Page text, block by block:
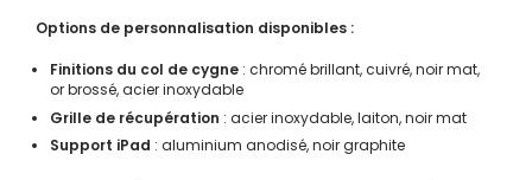
Options de personnalisation disponibles :
Finitions du col de cygne : chromé brillant, cuivré, noir mat,
or brossé, acier inoxydable
Grille de récupération : acier inoxydable, laiton, noir mat
Support iPad : aluminium anodisé, noir graphite